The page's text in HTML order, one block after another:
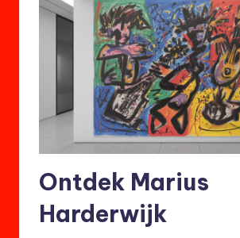
Ontdek Marius
Harderwijk